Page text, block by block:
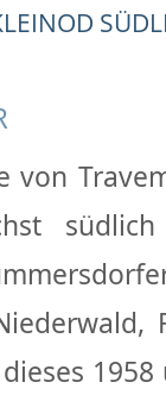
von
südlich